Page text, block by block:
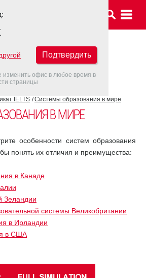
IELTS
Системы образования в мире
В МИРЕ
особенности систем образования
понять их отличия и преимущества:
в Канаде
Зеландии
системы Великобритании
в Ирландии
в США
Подтвердить
изменить офис в любое время в
страницы